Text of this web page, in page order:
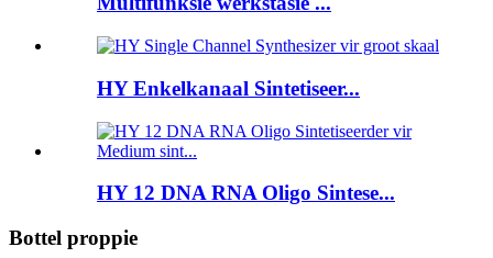
HY Enkelkanaal Sintetiseer...
HY 12 DNA RNA Oligo Sintese...
Bottel proppie